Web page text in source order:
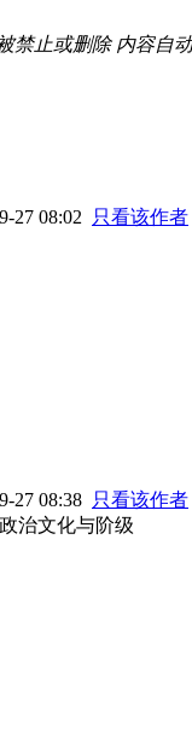
禁止或删除 内容自
27 08:02
只看该作者
27 08:38 只看该作者
治文化与阶级